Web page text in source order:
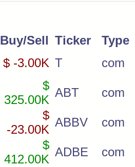
Buy/Sell Ticker
Type
$ -3.00K T com
$
325.00K
ABT com
$
-23.00K
ABBV com
$
412.00K
ADBE com